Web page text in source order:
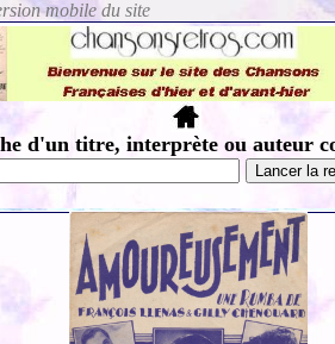
d'un titre, interprète ou auteur